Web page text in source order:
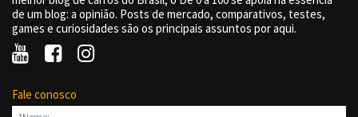
de um blog: a opinião. Posts de mercado, comparativos, testes,
games e curiosidades são os principais assuntos por aqui.
Fale conosco